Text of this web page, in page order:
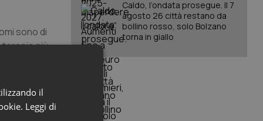
sono di
terapia più
ricorrere
sintomi
e
Caldo, l’ondata prosegue. Il 7
agosto 26 città restano da
bollino rosso, solo Bolzano
torna in giallo
il
Leggi di